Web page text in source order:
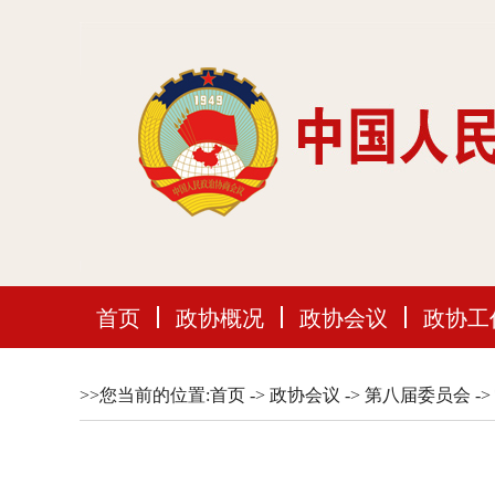
首页 政协概况 政协会议 政协工
>>您当前的位置:首页 -> 政协会议 -> 第八届委员会 ->